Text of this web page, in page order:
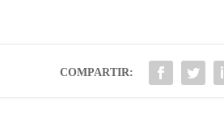
COMPARTIR: